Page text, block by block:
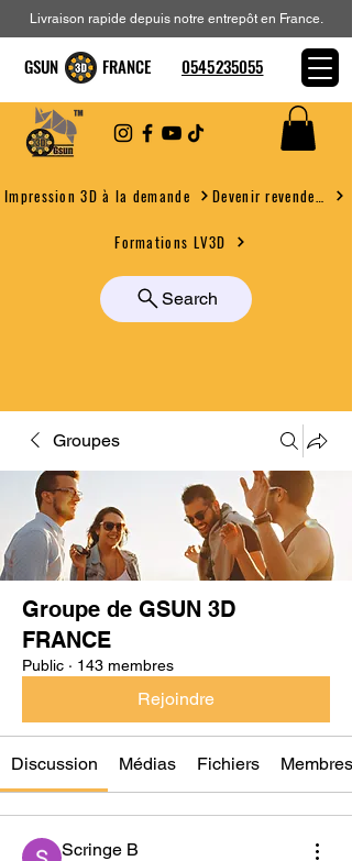
Impression 3D à la demande
Formations LV3D
Search
Livraison rapide depuis notre entrepôt en France.
GSUN FRANCE 0545235055
Groupes
Groupe de GSUN 3D
FRANCE
Public · 143 membres
Rejoindre
Discussion Médias Fichiers Membres
Scringe B